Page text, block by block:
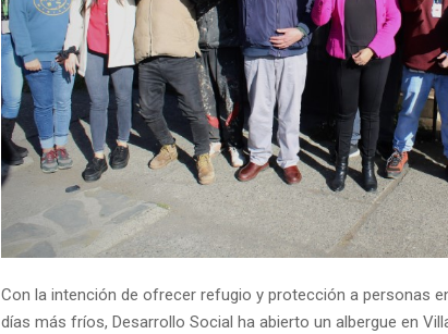
Con la intención de ofrecer refugio y protección a personas
días más fríos, Desarrollo Social ha abierto un albergue en